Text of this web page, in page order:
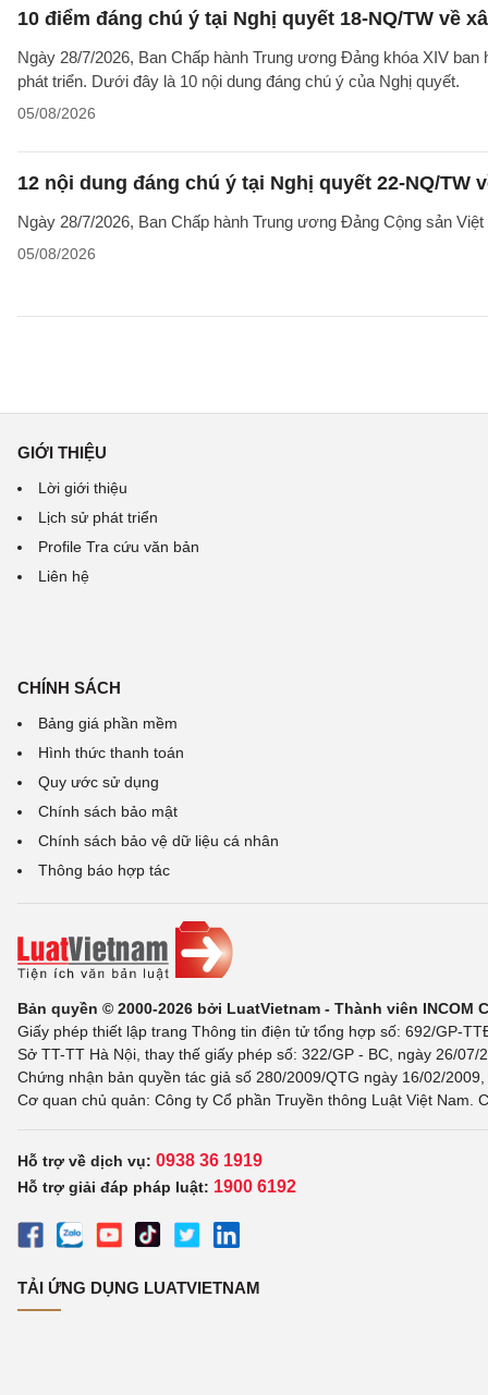
10 điểm đáng chú ý tại Nghị quyết 18-NQ/TW về
Ngày 28/7/2026, Ban Chấp hành Trung ương Đảng khóa XIV
phát triển. Dưới đây là 10 nội dung đáng chú ý của Nghị quyết.
05/08/2026
12 nội dung đáng chú ý tại Nghị quyết 22-NQ/TW
Ngày 28/7/2026, Ban Chấp hành Trung ương Đảng Cộng sản
05/08/2026
GIỚI THIỆU
Lời giới thiệu
Lịch sử phát triển
Profile Tra cứu văn bản
Liên hệ
CHÍNH SÁCH
Bảng giá phần mềm
Hình thức thanh toán
Quy ước sử dụng
Chính sách bảo mật
Chính sách bảo vệ dữ liệu cá nhân
Thông báo hợp tác
Bản quyền © 2000-2026 bởi LuatVietnam - Thành viên INCOM
Giấy phép thiết lập trang Thông tin điện tử tổng hợp số: 692/GP-
Sở TT-TT Hà Nội, thay thế giấy phép số: 322/GP - BC, ngày 26/
Chứng nhận bản quyền tác giả số 280/2009/QTG ngày 16/02/
Cơ quan chủ quản: Công ty Cổ phần Truyền thông Luật Việt Nam.
Hỗ trợ về dịch vụ: 0938 36 1919
Hỗ trợ giải đáp pháp luật: 1900 6192
TẢI ỨNG DỤNG LUATVIETNAM